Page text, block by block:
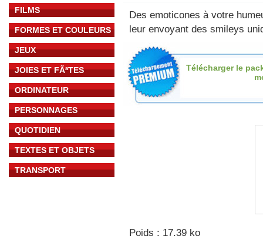
FILMS
FORMES ET COULEURS
JEUX
JOIES ET FÃªTES
ORDINATEUR
PERSONNAGES
QUOTIDIEN
TEXTES ET OBJETS
TRANSPORT
Des emoticones à votre
leur envoyant des smileys
Télécharger le
Poids : 17.39 ko